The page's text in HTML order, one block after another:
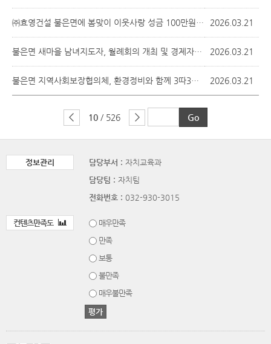
㈜효영건설 불은면에 봄맞이 이웃사랑 성금 100만원 기탁 2026.03.21
불은면 새마을 남녀지도자, 월례회의 개최 및 경제자유구역 지정 기원 2026.03.21
불은면 지역사회보장협의체, 환경정비와 함께 3따3고 캠페인 진행 2026.03.21
10 / 526
정보관리 담당부서 : 자치교육과
담당팀 : 자치팀
전화번호 : 032-930-3015
컨텐츠만족도
매우만족
만족
보통
불만족
매우불만족